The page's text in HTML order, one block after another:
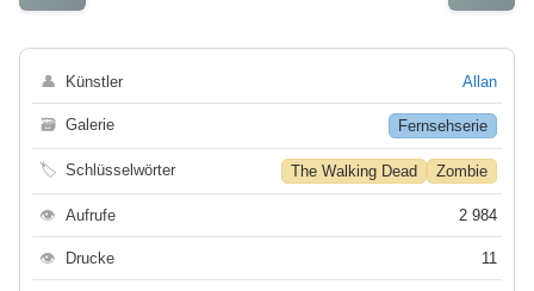
👤 Künstler Allan
🗃 Galerie Fernsehserie
🏷 Schlüsselwörter The Walking Dead Zombie
👁 Aufrufe 2 984
👁 Drucke 11